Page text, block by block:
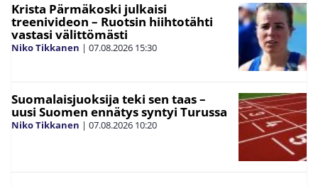
Krista Pärmäkoski julkaisi
treenivideon – Ruotsin hiihtotähti
vastasi välittömästi
Niko Tikkanen | 07.08.2026 15:30
Suomalaisjuoksija teki sen taas –
uusi Suomen ennätys syntyi Turussa
Niko Tikkanen | 07.08.2026 10:20